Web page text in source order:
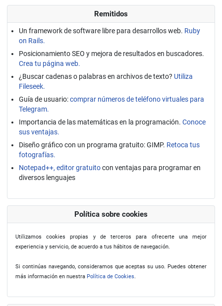
Remitidos
Un framework de software libre para desarrollos web. Ruby
on Rails.
Posicionamiento SEO y mejora de resultados en buscadores.
Crea tu página web.
¿Buscar cadenas o palabras en archivos de texto? Utiliza
Fileseek.
Guía de usuario:comprar números de teléfono virtuales para
Telegram.
Importancia de las matemáticas en la programación. Conoce
sus ventajas.
Diseño gráfico con un programa gratuito: GIMP. Retoca tus
fotografías.
Notepad++, editor gratuitocon ventajas para programar en
diversos lenguajes
Política sobre cookies
Utilizamos cookies propias y de terceros para ofrecerte una mejor
experiencia y servicio, de acuerdo a tus hábitos de navegación.
Si continúas navegando, consideramos que aceptas su uso. Puedes obtener
más información en nuestra Política de Cookies.